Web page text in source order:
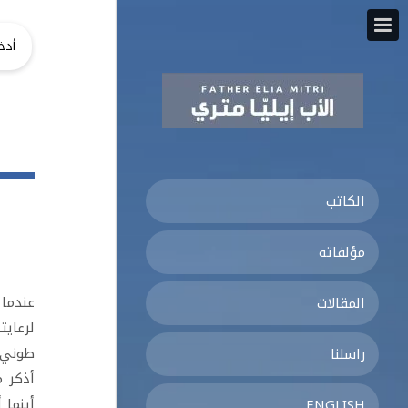
الكاتب
مؤلفاته
المقالات
راسلنا
أذكر